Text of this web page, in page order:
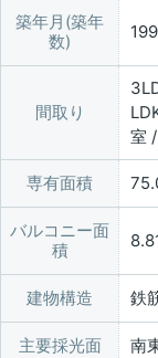
築年月(築年
数)
間取り
室
専有面積
バルコニー面
積
建物構造 鉄
主要採光面 南